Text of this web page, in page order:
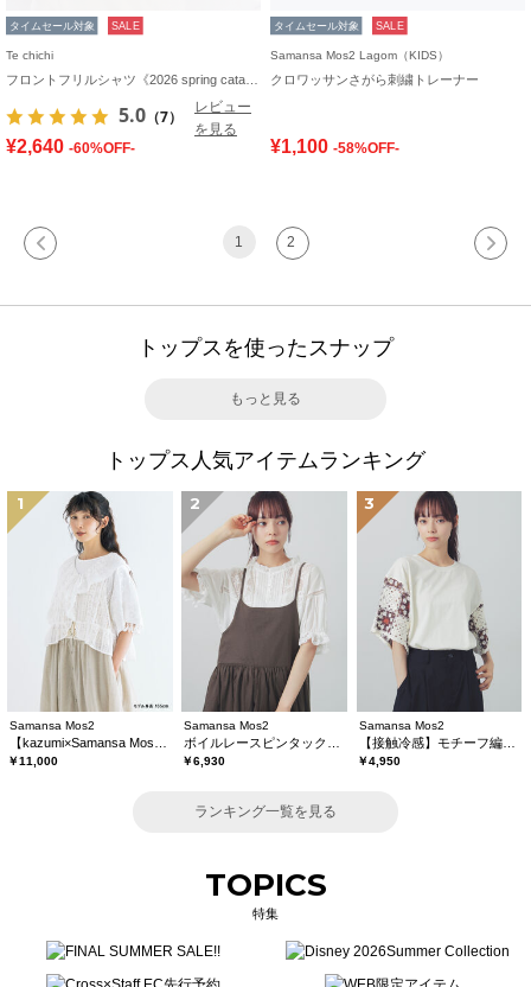
タイムセール対象 SALE
Te chichi
5.0 （7）
レビュー
を見る
¥2,640 -60%OFF-
タイムセール対象 SALE
Samansa Mos2 Lagom（KIDS）
クロワッサンさがら刺繍トレーナー
¥1,100 -58%OFF-
1 2
トップスを使ったスナップ
もっと見る
トップス人気アイテムランキング
1
Samansa Mos2
￥11,000
2
Samansa Mos2
￥6,930
3
Samansa Mos2
【接触冷感】モチーフ編みコンビカットソー
￥4,950
ランキング一覧を見る
TOPICS
特集